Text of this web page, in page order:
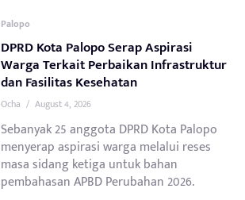
Palopo
DPRD Kota Palopo Serap Aspirasi
Warga Terkait Perbaikan Infrastruktur
dan Fasilitas Kesehatan
Ocha / August 4, 2026
Sebanyak 25 anggota DPRD Kota Palopo
menyerap aspirasi warga melalui reses
masa sidang ketiga untuk bahan
pembahasan APBD Perubahan 2026.